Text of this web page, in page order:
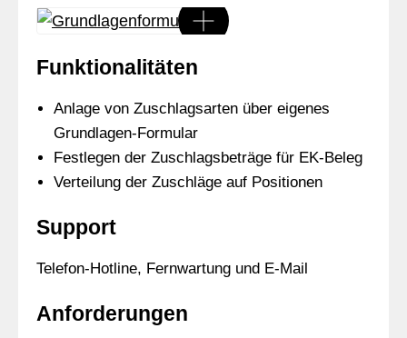
Funktionalitäten
Anlage von Zuschlagsarten über eigenes
Grundlagen-Formular
Festlegen der Zuschlagsbeträge für EK-Beleg
Verteilung der Zuschläge auf Positionen
Support
Telefon-Hotline, Fernwartung und E-Mail
Anforderungen